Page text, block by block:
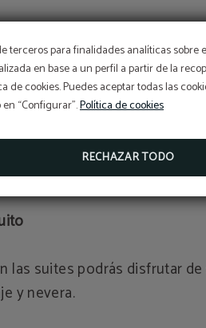
terceros para finalidades analíticas sobre
en base a un perfil a partir de la
cookies. Puedes aceptar todas las
“Configurar”.Política de cookies
RECHAZAR TODO
disponen de
de una estancia perfecta y
pelo
las suites podrás disfrutar
y nevera.